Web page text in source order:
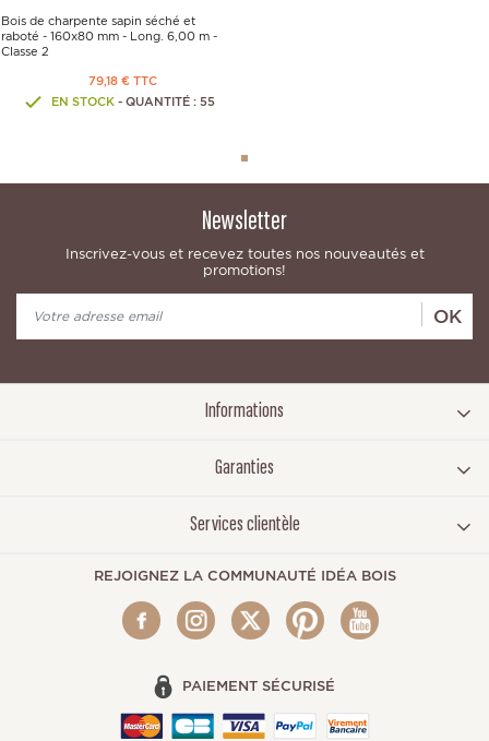
Bois de charpente sapin séché et
raboté - 160x80 mm - Long. 6,00 m -
Classe 2
79,18 € TTC
EN STOCK- QUANTITÉ : 55
Newsletter
Inscrivez-vous et recevez toutes nos nouveautés et
promotions!
OK
Informations
Garanties
Services clientèle
REJOIGNEZ LA COMMUNAUTÉ IDÉA BOIS
PAIEMENT SÉCURISÉ